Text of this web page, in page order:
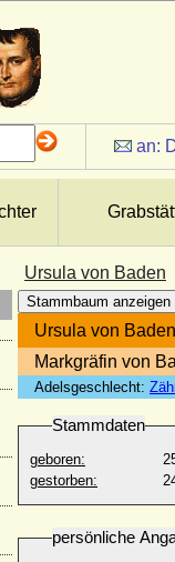
an:
Ursula von Baden
Stammbaum anzeigen
Ursula von Baden
Markgräfin von
Adelsgeschlecht:
Stammdaten
geboren:
gestorben:
persönliche